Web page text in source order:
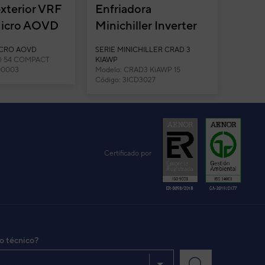
VRF
AOVD
AOVD
54 COMPACT
Enfriadora
Minichiller Inverter
KiAWP 15
SERIE MINICHILLER CRAD 3
KIAWP
Modelo: CRAD3 KiAWP 15
Código: 3ICD3027
Certificado por
técnico?